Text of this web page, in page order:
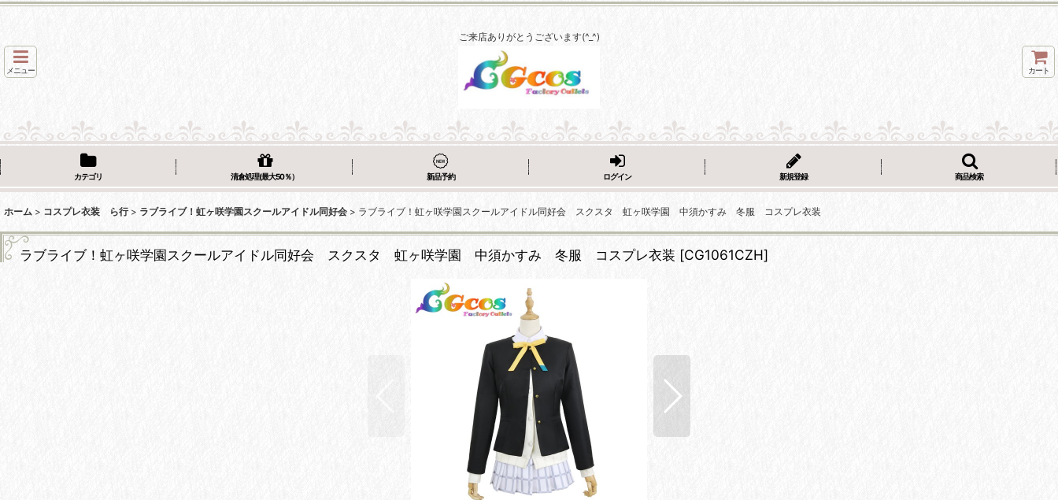
ご来店ありがとうございます(^_^)
メニュー カート
カテゴリ 清倉処理(最大50％） 新品予約 ログイン 新規登録 商品検索
ホーム > コスプレ衣装 ら行 > ラブライブ！虹ヶ咲学園スクールアイドル同好会 > ラブライブ！虹ヶ咲学園スクールアイドル同好会 スクスタ 虹ヶ咲学園 中須かすみ 冬服 コスプレ衣装
ラブライブ！虹ヶ咲学園スクールアイドル同好会 スクスタ 虹ヶ咲学園 中須かすみ 冬服 コスプレ衣装 [CG1061CZH]